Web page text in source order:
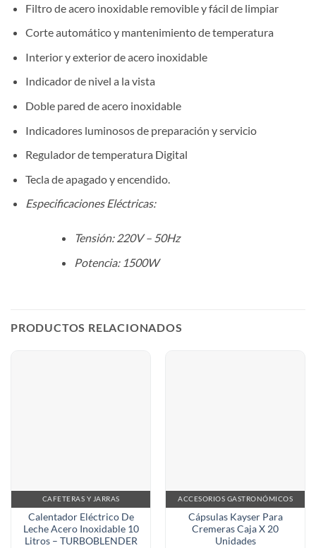
Filtro de acero inoxidable removible y fácil de limpiar
Corte automático y mantenimiento de temperatura
Interior y exterior de acero inoxidable
Indicador de nivel a la vista
Doble pared de acero inoxidable
Indicadores luminosos de preparación y servicio
Regulador de temperatura Digital
Tecla de apagado y encendido.
Especificaciones Eléctricas:
Tensión: 220V – 50Hz
Potencia: 1500W
PRODUCTOS RELACIONADOS
CAFETERAS Y JARRAS
Calentador Eléctrico De
Leche Acero Inoxidable 10
Litros – TURBOBLENDER
ACCESORIOS GASTRONÓMICOS
Cápsulas Kayser Para
Cremeras Caja X 20
Unidades